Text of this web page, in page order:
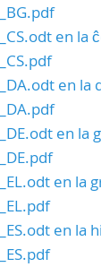
en la
en la
en la
en la
en la